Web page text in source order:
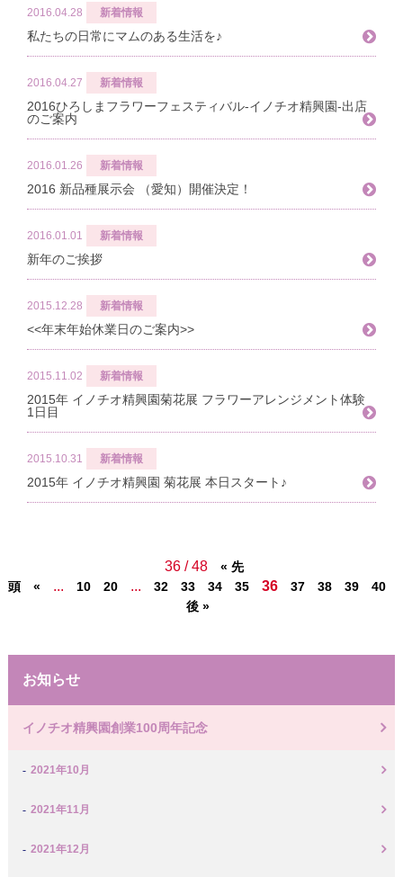
2016.04.28 新着情報
私たちの日常にマムのある生活を♪
2016.04.27 新着情報
2016ひろしまフラワーフェスティバル-イノチオ精興園-出店
のご案内
2016.01.26 新着情報
2016 新品種展示会 （愛知）開催決定！
2016.01.01 新着情報
新年のご挨拶
2015.12.28 新着情報
<<年末年始休業日のご案内>>
2015.11.02 新着情報
2015年 イノチオ精興園菊花展 フラワーアレンジメント体験
1日目
2015.10.31 新着情報
2015年 イノチオ精興園 菊花展 本日スタート♪
36 / 48
« 先
頭
« ... 10 20 ... 32 33 34 35 36 37 38 39 40
後 »
お知らせ
イノチオ精興園創業100周年記念
2021年10月
2021年11月
2021年12月